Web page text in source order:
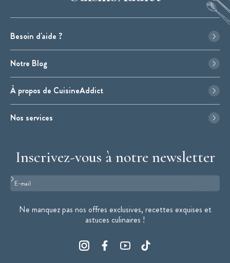
Besoin d'aide ?
Notre Blog
À propos de CuisineAddict
Nos services
Inscrivez-vous à notre newsletter
Format : adresse@email.com
Ne manquez pas nos offres exclusives, recettes exquises et
astuces culinaires !